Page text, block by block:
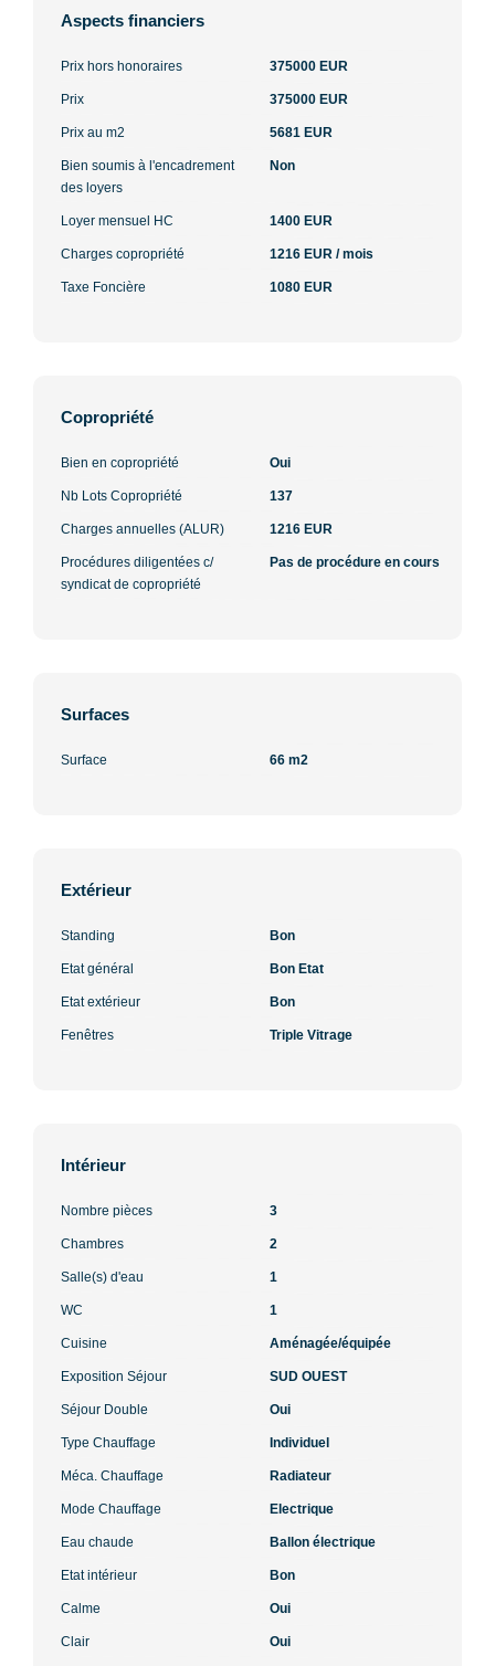
Aspects financiers
Prix hors honoraires 375000 EUR
Prix 375000 EUR
Prix au m2 5681 EUR
Bien soumis à l'encadrement
des loyers
Non
Loyer mensuel HC 1400 EUR
Charges copropriété 1216 EUR / mois
Taxe Foncière 1080 EUR
Copropriété
Bien en copropriété Oui
Nb Lots Copropriété 137
Charges annuelles (ALUR) 1216 EUR
Procédures diligentées c/
syndicat de copropriété
Pas de procédure en cours
Surfaces
Surface 66 m2
Extérieur
Standing Bon
Etat général Bon Etat
Etat extérieur Bon
Fenêtres Triple Vitrage
Intérieur
Nombre pièces 3
Chambres 2
Salle(s) d'eau 1
WC 1
Cuisine Aménagée/équipée
Exposition Séjour SUD OUEST
Séjour Double Oui
Type Chauffage Individuel
Méca. Chauffage Radiateur
Mode Chauffage Electrique
Eau chaude Ballon électrique
Etat intérieur Bon
Calme Oui
Clair Oui